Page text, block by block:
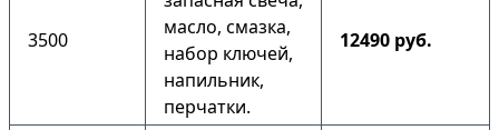
3500
масло, смазка,
набор ключей,
напильник,
перчатки.
12490 руб.